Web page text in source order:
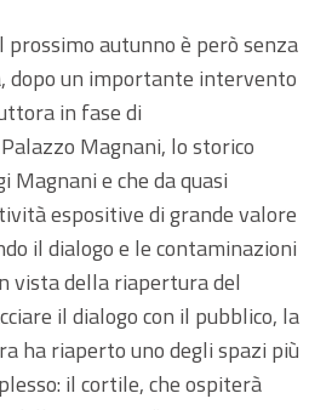
prossimo autunno è però senza
dopo un importante intervento
in fase di
Magnani, lo storico
Magnani e che da quasi
espositive di grande valore
il dialogo e le contaminazioni
vista della riapertura del
il dialogo con il pubblico, la
ha riaperto uno degli spazi più
il cortile, che ospiterà